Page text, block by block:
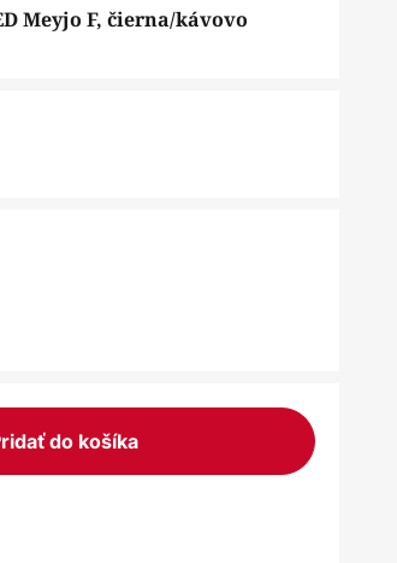
Meyjo F, čierna/kávovo
do košíka